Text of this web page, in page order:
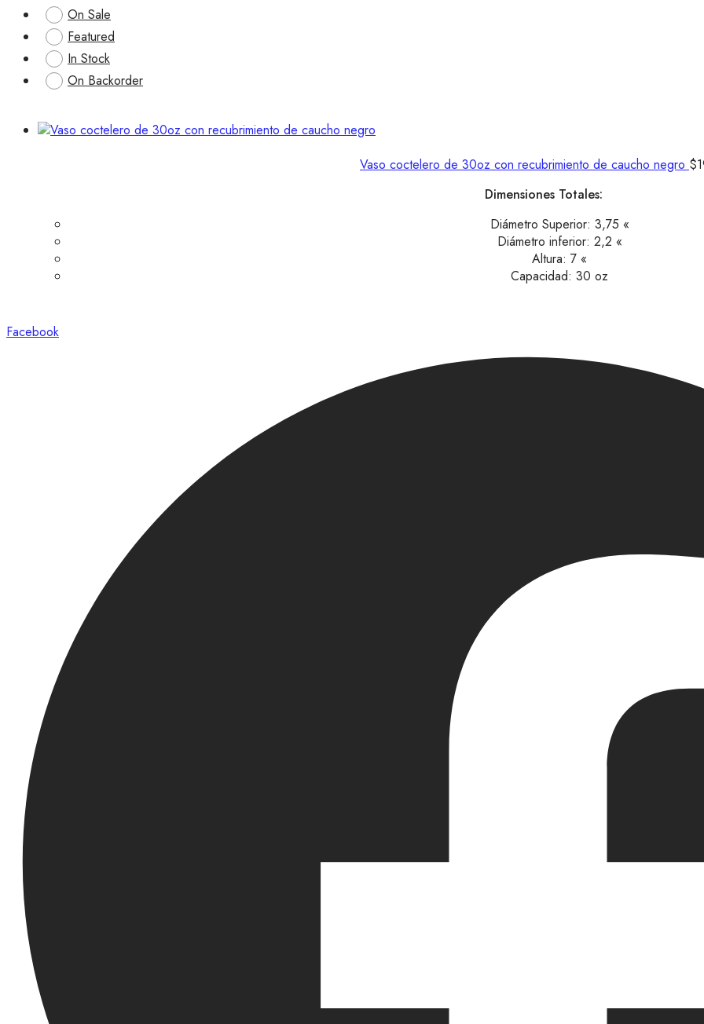
On Sale
Featured
In Stock
On Backorder
Vaso coctelero de 30oz con recubrimiento de caucho negro $
Dimensiones Totales:
Diámetro Superior: 3,75 «
Diámetro inferior: 2,2 «
Altura: 7 «
Capacidad: 30 oz
Facebook